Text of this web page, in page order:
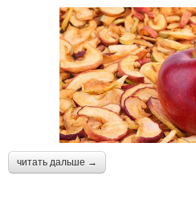
читать дальше →